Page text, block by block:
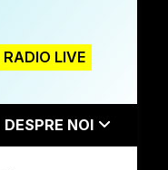
RADIO LIVE
DESPRE NOI